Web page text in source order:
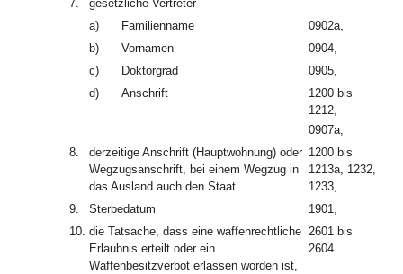
7.
gesetzliche Vertreter
a)
Familienname
0902a,
b)
Vornamen
0904,
c)
Doktorgrad
0905,
d)
Anschrift
1200 bis
1212,
0907a,
8.
derzeitige Anschrift (Hauptwohnung) oder
Wegzugsanschrift, bei einem Wegzug in
das Ausland auch den Staat
1200 bis
1213a, 1232,
1233,
9.
Sterbedatum
1901,
10. die Tatsache, dass eine waffenrechtliche
Erlaubnis erteilt oder ein
Waffenbesitzverbot erlassen worden ist,
2601 bis
2604.